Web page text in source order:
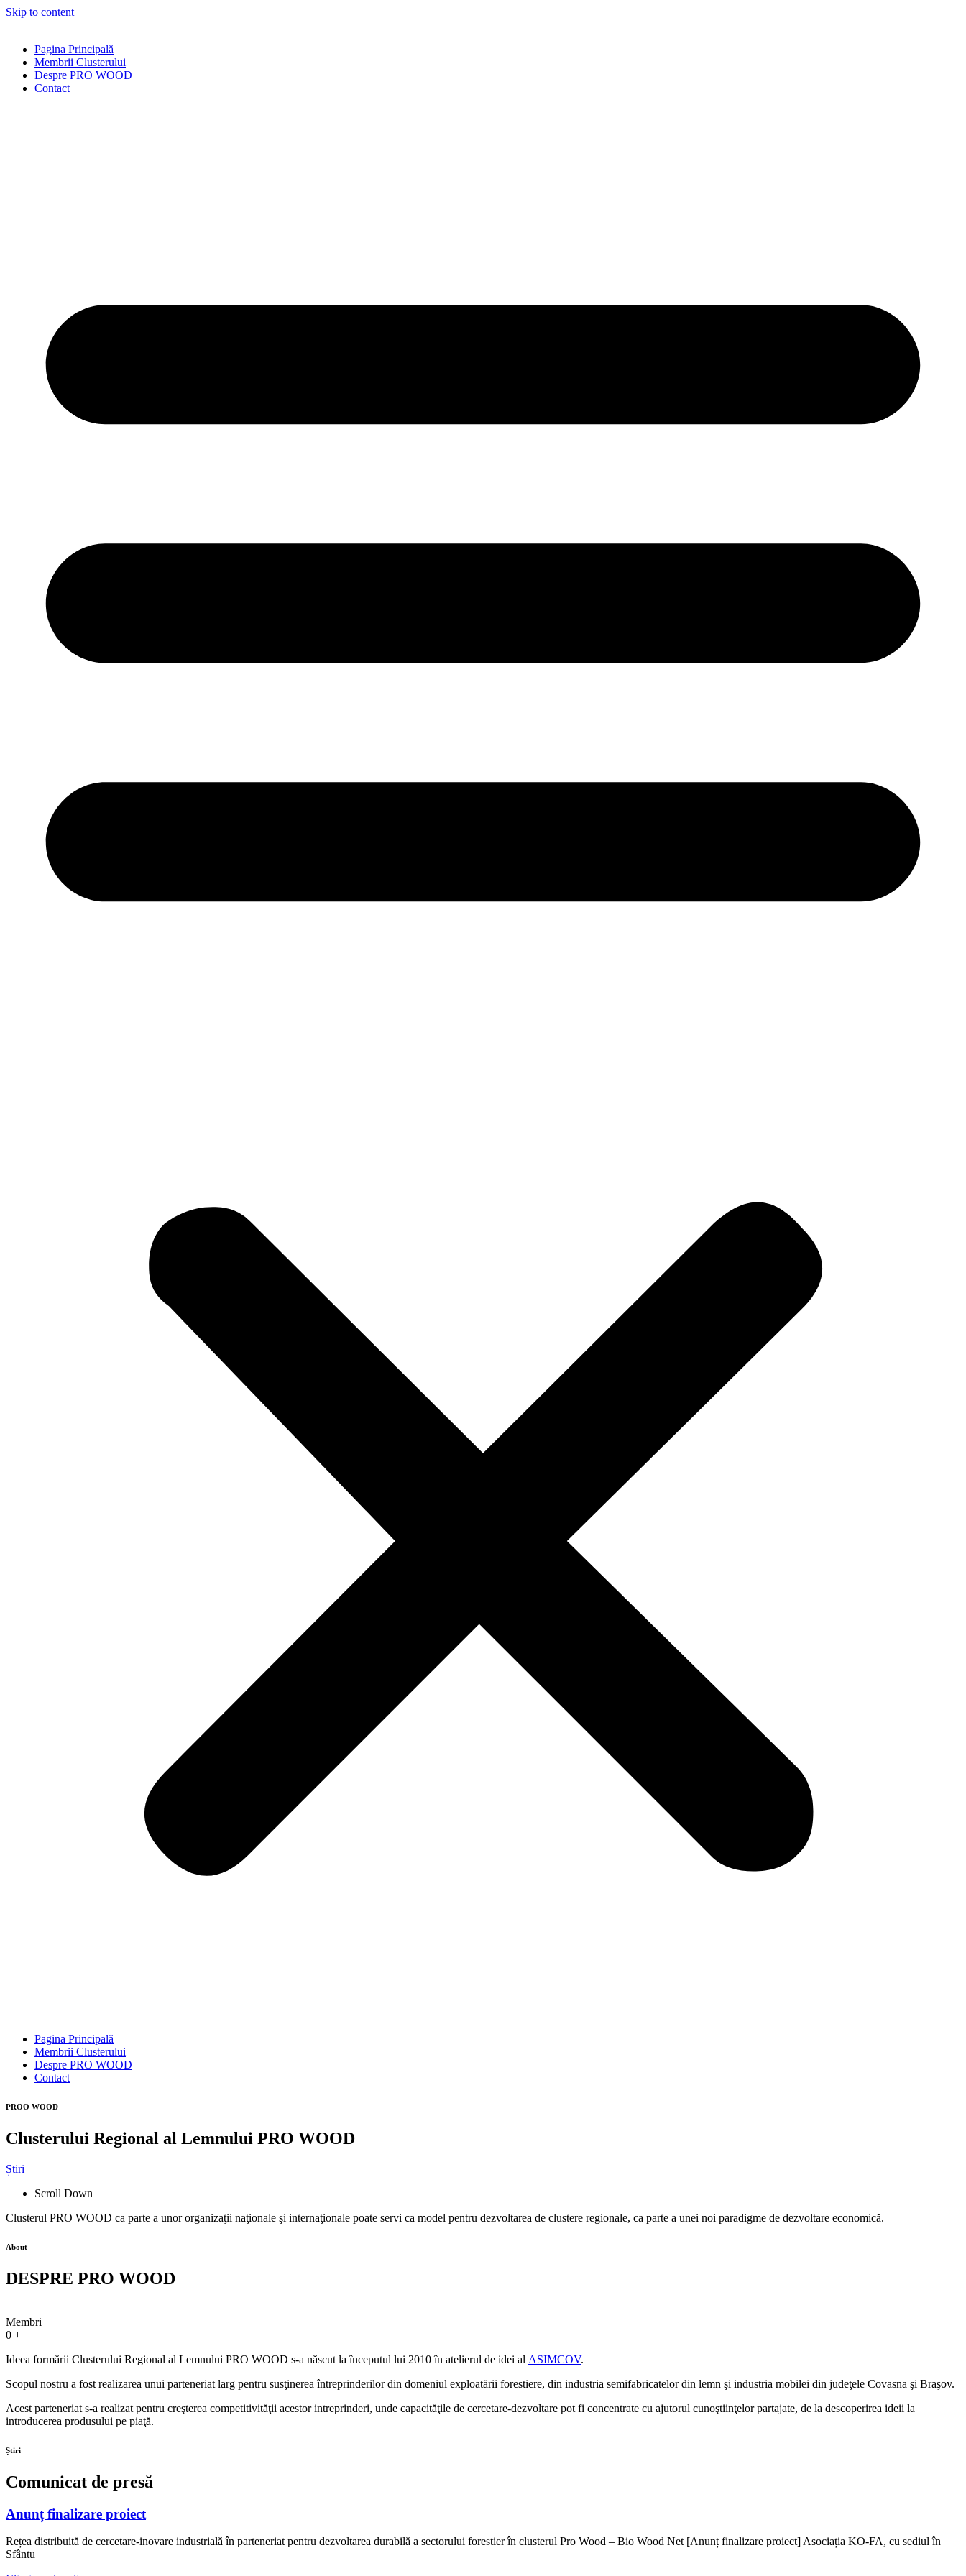
Skip to content
Pagina Principală
Membrii Clusterului
Despre PRO WOOD
Contact
Pagina Principală
Membrii Clusterului
Despre PRO WOOD
Contact
PROO WOOD
Clusterului Regional al Lemnului PRO WOOD
Știri
Scroll Down
Clusterul PRO WOOD ca parte a unor organizaţii naţionale şi internaţionale poate servi ca model pentru dezvoltarea de clustere regionale, ca parte a unei noi paradigme de dezvoltare economică.
About
DESPRE PRO WOOD
Membri
0 +
Ideea formării Clusterului Regional al Lemnului PRO WOOD s-a născut la începutul lui 2010 în atelierul de idei al ASIMCOV.
Scopul nostru a fost realizarea unui parteneriat larg pentru susţinerea întreprinderilor din domeniul exploatării forestiere, din industria semifabricatelor din lemn şi industria mobilei din judeţele Covasna şi Braşov.
Acest parteneriat s-a realizat pentru creşterea competitivităţii acestor intreprinderi, unde capacităţile de cercetare-dezvoltare pot fi concentrate cu ajutorul cunoştiinţelor partajate, de la descoperirea ideii la
introducerea produsului pe piaţă.
Știri
Comunicat de presă
Anunț finalizare proiect
Rețea distribuită de cercetare-inovare industrială în parteneriat pentru dezvoltarea durabilă a sectorului forestier în clusterul Pro Wood – Bio Wood Net [Anunț finalizare proiect] Asociația KO-FA, cu sediul în
Sfântu